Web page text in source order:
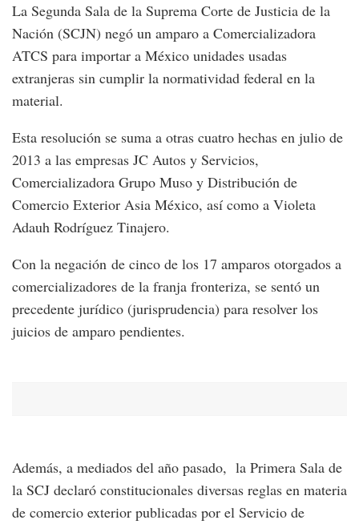
La Segunda Sala de la Suprema Corte de Justicia de la
Nación (SCJN) negó un amparo a Comercializadora
ATCS para importar a México unidades usadas
extranjeras sin cumplir la normatividad federal en la
material.
Esta resolución se suma a otras cuatro hechas en julio de
2013 a las empresas JC Autos y Servicios,
Comercializadora Grupo Muso y Distribución de
Comercio Exterior Asia México, así como a Violeta
Adauh Rodríguez Tinajero.
Con la negación de cinco de los 17 amparos otorgados a
comercializadores de la franja fronteriza, se sentó un
precedente jurídico (jurisprudencia) para resolver los
juicios de amparo pendientes.
Además, a mediados del año pasado, la Primera Sala de
la SCJ declaró constitucionales diversas reglas en materia
de comercio exterior publicadas por el Servicio de